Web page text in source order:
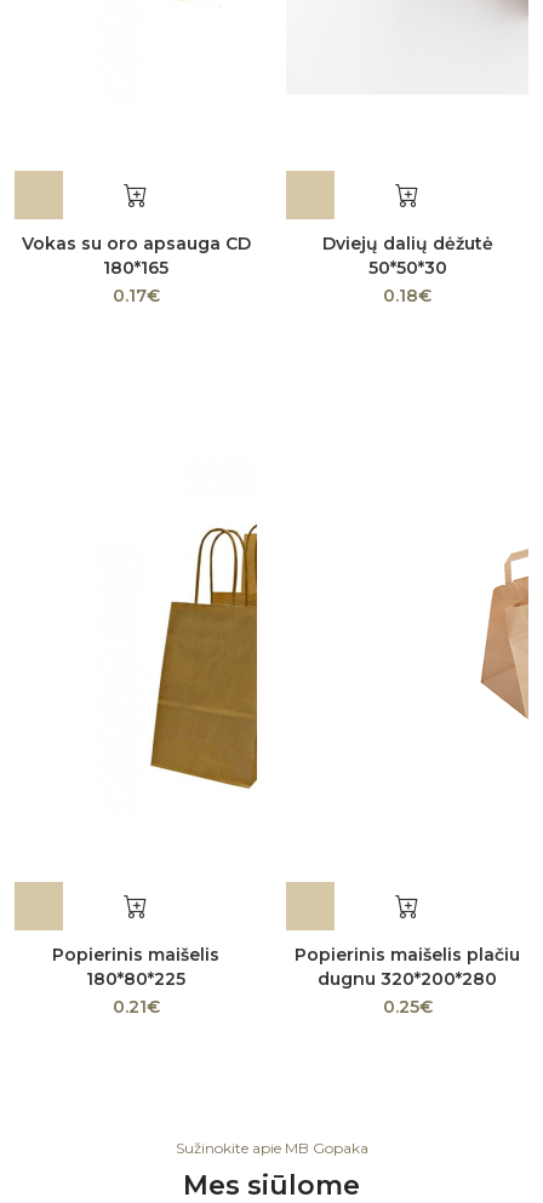
Vokas su oro apsauga CD
180*165
0.17€
Dviejų dalių dėžutė
50*50*30
0.18€
Popierinis maišelis
180*80*225
0.21€
Popierinis maišelis plačiu
dugnu 320*200*280
0.25€
Sužinokite apie MB Gopaka
Mes siūlome